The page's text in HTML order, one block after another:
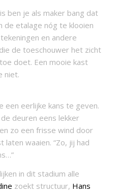
ben je als maker bang dat
de etalage nóg te klooien
en andere
de toeschouwer het zicht
doet. Een mooie kast
niet.
een eerlijke kans te geven.
deuren eens lekker
zo een frisse wind door
waaien. “Zo, jij had
in dit stadium alle
zoekt structuur, Hans